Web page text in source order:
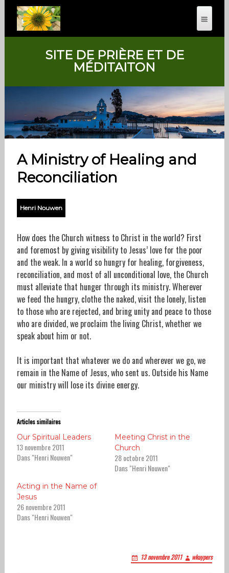
SITE DE PRIÈRE ET DE
MÉDITAITON
A Ministry of Healing and
Reconciliation
Henri Nouwen
How does the Church witness to Christ in the world? First
and foremost by giving visibility to Jesus’ love for the poor
and the weak. In a world so hungry for healing, forgiveness,
reconciliation, and most of all unconditional love, the Church
must alleviate that hunger through its ministry. Wherever
we feed the hungry, clothe the naked, visit the lonely, listen
to those who are rejected, and bring unity and peace to those
who are divided, we proclaim the living Christ, whether we
speak about him or not.
It is important that whatever we do and wherever we go, we
remain in the Name of Jesus, who sent us. Outside his Name
our ministry will lose its divine energy.
Articles similaires
Our Spiritual Leaders
13 novembre 2011
Dans "Henri Nouwen"
Meeting Christ in the
Church
28 octobre 2011
Dans "Henri Nouwen"
Acting in the Name of
Jesus
26 novembre 2011
Dans "Henri Nouwen"
13 novembre 2011 wkuypers